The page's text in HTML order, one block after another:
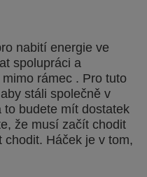
nabití energie ve
spolupráci a
rámec . Pro tuto
stáli společně v
budete mít dostatek
že musí začít chodit
chodit. Háček je v tom,